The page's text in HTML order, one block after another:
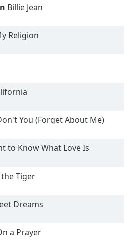
Billie Jean
Religion
You (Forget About Me)
to Know What Love Is
the Tiger
Dreams
a Prayer